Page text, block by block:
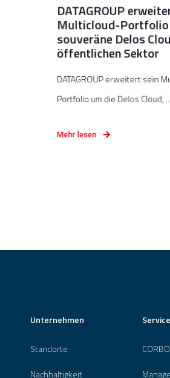
DATAGROUP
Multicloud-
souveräne Delos
öffentlichen Sektor
DATAGROUP erweitert sein
Portfolio um die Delos Cloud, ...
Mehr lesen
Unternehmen
Standorte
Nachhaltigkeit